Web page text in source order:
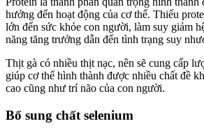
hưởng đến hoạt động của cơ thể. Thiếu
lớn đển sức khỏe con người, làm suy giảm
năng tăng trưởng dẫn đến tình trạng suy
Thịt gà có nhiều thịt nạc, nên sẽ cung cấp
giúp cơ thể hình thành được nhiều chất đề
cao cũng như trí não của con người.
Bổ sung chất selenium